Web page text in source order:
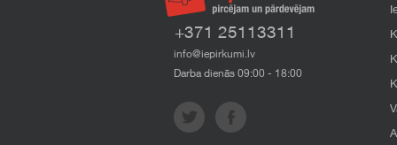
+371 25113311
info@iepirkumi.lv
Darba dienās 09:00 - 18:00